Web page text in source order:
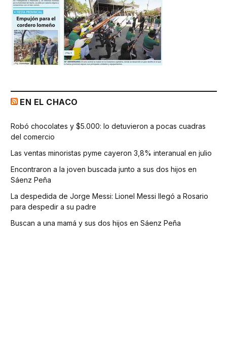
EN EL CHACO
Robó chocolates y $5.000: lo detuvieron a pocas cuadras
del comercio
Las ventas minoristas pyme cayeron 3,8% interanual en julio
Encontraron a la joven buscada junto a sus dos hijos en
Sáenz Peña
La despedida de Jorge Messi: Lionel Messi llegó a Rosario
para despedir a su padre
Buscan a una mamá y sus dos hijos en Sáenz Peña